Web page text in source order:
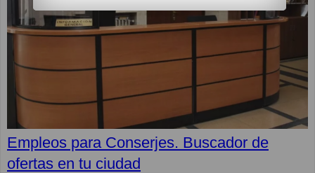
Empleos para Conserjes. Buscador de
ofertas en tu ciudad